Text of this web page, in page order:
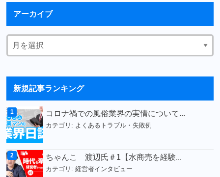
アーカイブ
新規記事ランキング
コロナ禍での風俗業界の実情について...
カテゴリ: よくあるトラブル・失敗例
ちゃんこ 渡辺氏＃1【水商売を経験...
カテゴリ:経営者インタビュー